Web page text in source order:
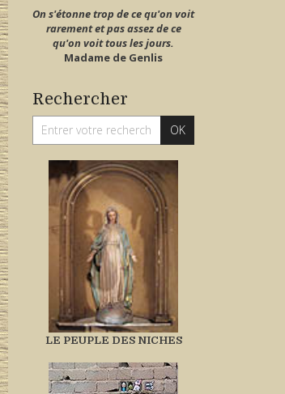
On s'étonne trop de ce qu'on voit
rarement et pas assez de ce
qu'on voit tous les jours.
Madame de Genlis
Rechercher
LE PEUPLE DES NICHES